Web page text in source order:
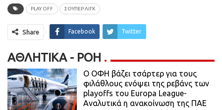
PLAY OFF ΣΟΥΠΕΡ ΛΙΓΚ
Share Facebook Twitter
ΑΘΛΗΤΙΚΆ - ΡΟΗ
Ο ΟΦΗ βάζει τσάρτερ για τους
φιλάθλους ενόψει της ρεβάνς των
playoffs του Europa League-
Αναλυτικά η ανακοίνωση της ΠΑΕ